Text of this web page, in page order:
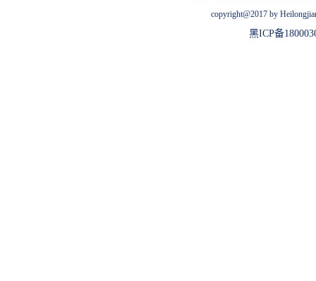
copyright@2017 by
黑ICP备